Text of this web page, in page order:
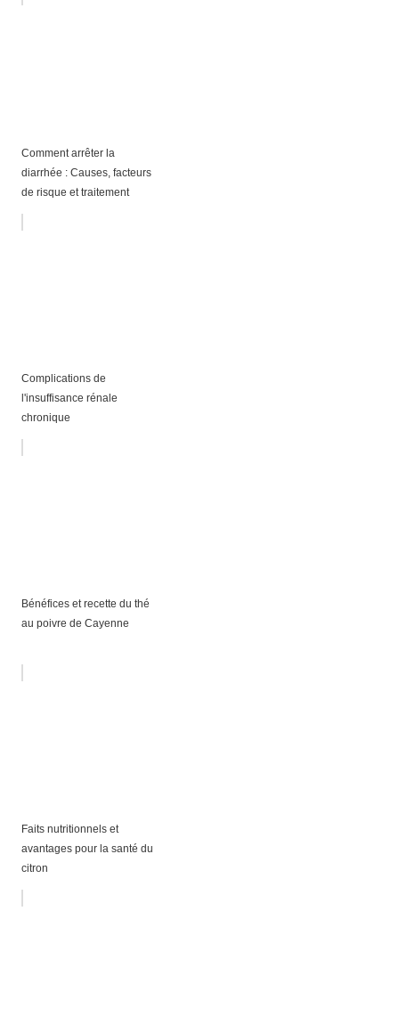
Comment arrêter la
diarrhée : Causes, facteurs
de risque et traitement
Complications de
l'insuffisance rénale
chronique
Bénéfices et recette du thé
au poivre de Cayenne
Faits nutritionnels et
avantages pour la santé du
citron